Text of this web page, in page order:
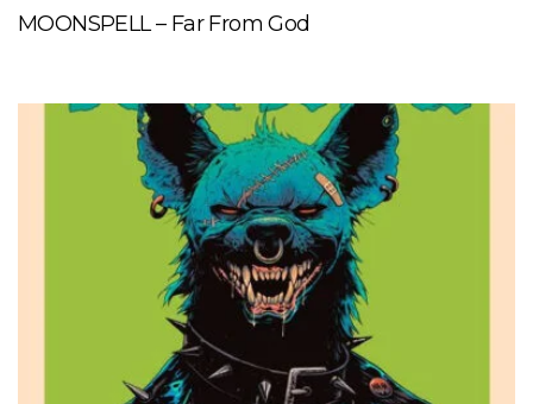
MOONSPELL – Far From God